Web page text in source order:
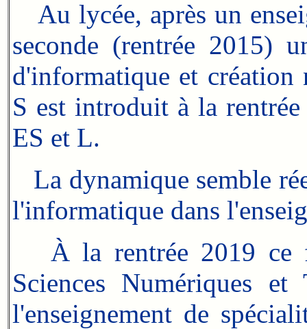
Au lycée, après un
seconde (rentrée 2015)
d'informatique et
S est introduit à la
ES et L.
La dynamique semble
l'informatique dans
À la rentrée 2019 ce
Sciences Numériques
l'enseignement de